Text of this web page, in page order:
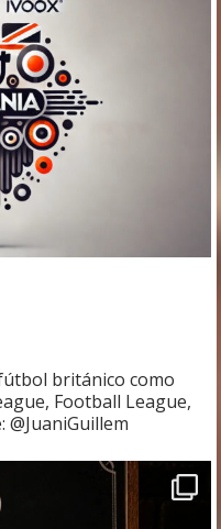
británico como
Football League,
@JuaniGuillem